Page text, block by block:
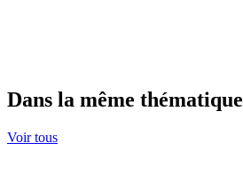
Dans la même thématique
Voir tous